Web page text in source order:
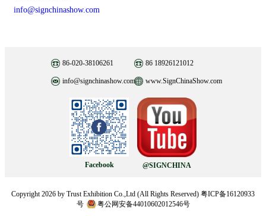
info@signchinashow.com
86-020-38106261 86 18926121012
info@signchinashow.com www.SignChinaShow.com
Facebook @SIGNCHINA
Copyright 2026 by Trust Exhibition Co.,Ltd (All Rights Reserved) 粤ICP备16120933
号
粤公网安备44010602012546号